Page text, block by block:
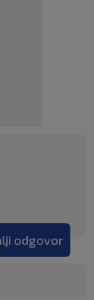
odgovor